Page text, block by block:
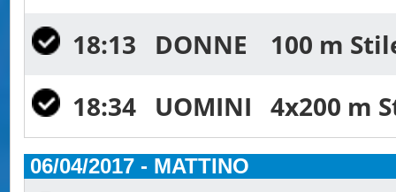
18:13
DONNE
100 m
18:34
UOMINI 4x200 m
06/04/2017 - MATTINO